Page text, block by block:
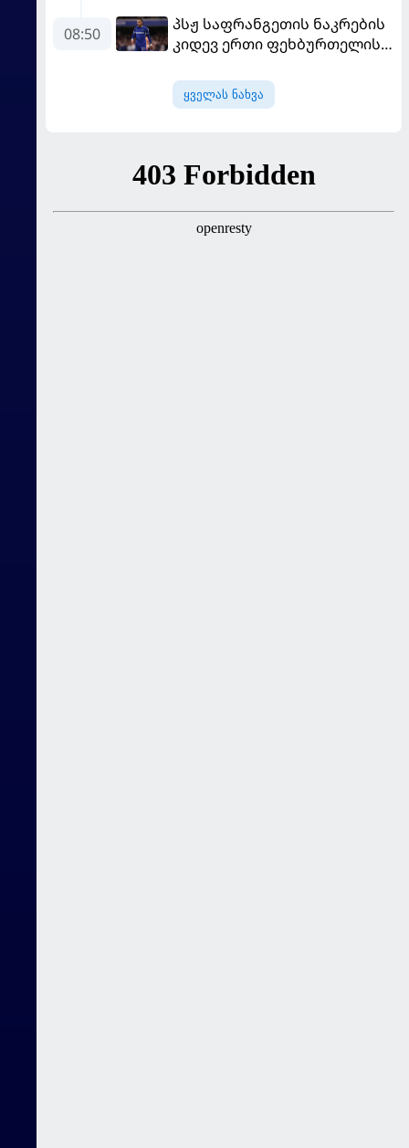
08:50
პსჟ საფრანგეთის ნაკრების
კიდევ ერთი ფეხბურთელის
ყველას ნახვა